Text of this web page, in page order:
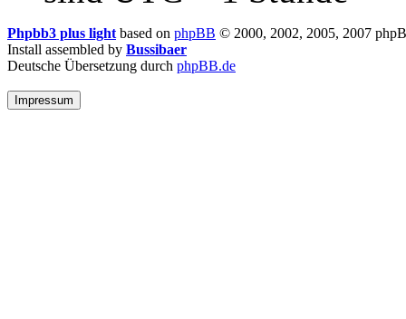
Phpbb3 plus light based on phpBB © 2000, 2002, 2005, 2007
Install assembled by Bussibaer
Deutsche Übersetzung durch phpBB.de